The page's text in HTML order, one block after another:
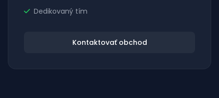
Dedikovaný tím
Kontaktovať obchod